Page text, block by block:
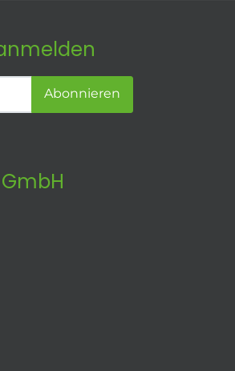
Abonnieren